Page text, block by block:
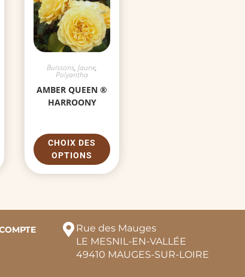
Buissons,Jaune,
Polyantha
AMBER QUEEN ®
HARROONY
CHOIX DES
OPTIONS
Rue des Mauges
LE MESNIL-EN-VALLÉE
49410 MAUGES-SUR-LOIRE